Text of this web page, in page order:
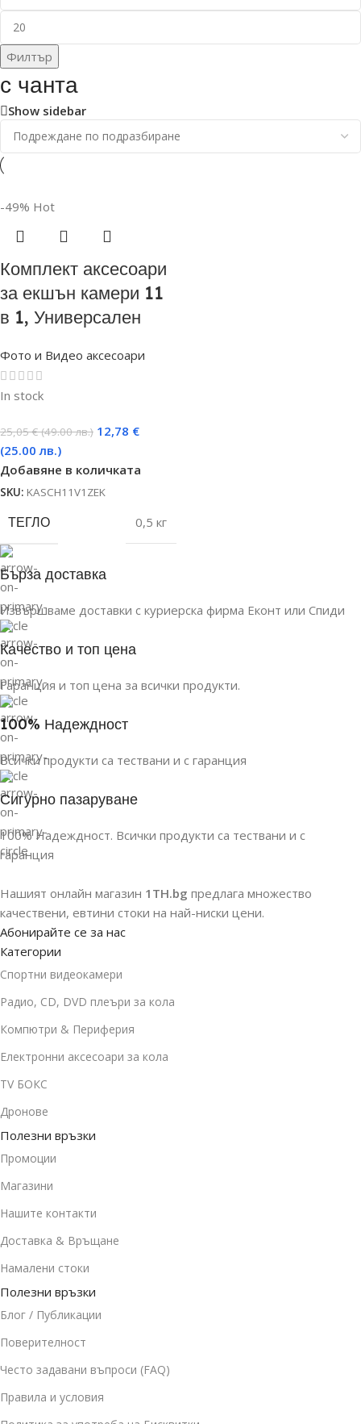
Филтър
с чанта
Show sidebar
-49% Hot
Комплект аксесоари
за екшън камери 11
в 1, Универсален
Фото и Видео аксесоари
In stock
25,05€ (49.00 лв.) 12,78 €
(25.00 лв.)
Добавяне в количката
SKU: KASCH11V1ZEK
ТЕГЛО 0,5 кг
Бърза доставка
Извършваме доставки с куриерска фирма Еконт или Спиди
Качество и топ цена
Гаранция и топ цена за всички продукти.
100% Надеждност
Всички продукти са тествани и с гаранция
Сигурно пазаруване
100% Надеждност. Всички продукти са тествани и с
гаранция
Нашият онлайн магазин 1TH.bg предлага множество
качествени, евтини стоки на най-ниски цени.
Абонирайте се за нас
Категории
Спортни видеокамери
Радио, CD, DVD плеъри за кола
Компютри & Периферия
Електронни аксесоари за кола
TV БОКС
Дронове
Полезни връзки
Промоции
Магазини
Нашите контакти
Доставка & Връщане
Намалени стоки
Полезни връзки
Блог / Публикации
Поверителност
Често задавани въпроси (FAQ)
Правила и условия